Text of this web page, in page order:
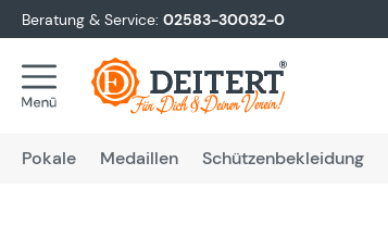
Zur Hauptnavigation springen
Beratung & Service: 02583-30032-0
Pokale Medaillen Schützenbekleidung